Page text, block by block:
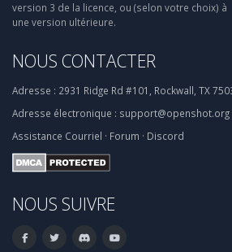
version 3 de la licence, ou (selon votre choix) à
une version ultérieure.
NOUS CONTACTER
Adresse : 2931 Ridge Rd #101, Rockwall, TX
Adresse électronique : support@openshot.org
Assistance Courriel · Forum · Discord
NOUS SUIVRE